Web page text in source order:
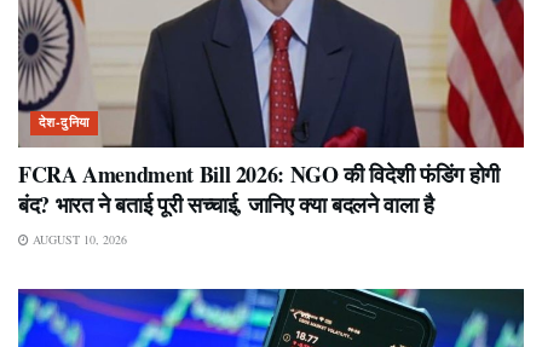
देश-दुनिया
FCRA Amendment Bill 2026: NGO की विदेशी फंडिंग होगी
बंद? भारत ने बताई पूरी सच्चाई, जानिए क्या बदलने वाला है
AUGUST 10, 2026